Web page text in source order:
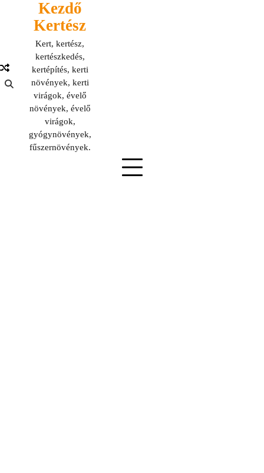
Kezdő
Kertész
Kert, kertész,
kertészkedés,
kertépítés, kerti
növények, kerti
virágok, évelő
növények, évelő
virágok,
gyógynövények,
fűszernövények.